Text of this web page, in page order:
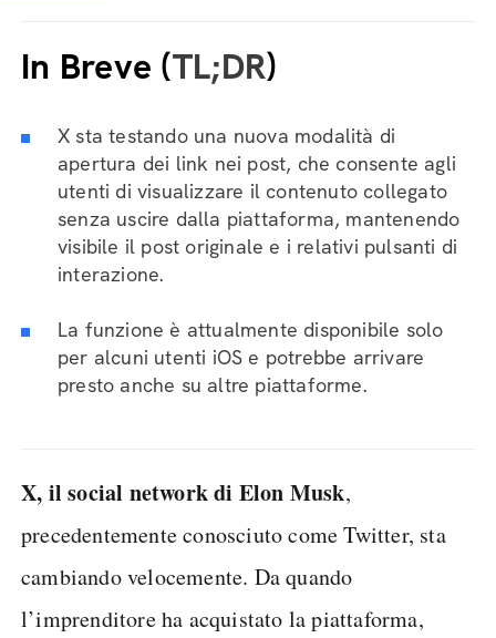
In Breve (TL;DR)
X sta testando una nuova modalità di
apertura dei link nei post, che consente agli
utenti di visualizzare il contenuto collegato
senza uscire dalla piattaforma, mantenendo
visibile il post originale e i relativi pulsanti di
interazione.
La funzione è attualmente disponibile solo
per alcuni utenti iOS e potrebbe arrivare
presto anche su altre piattaforme.
X, il social network di Elon Musk,
precedentemente conosciuto come Twitter, sta
cambiando velocemente. Da quando
l’imprenditore ha acquistato la piattaforma,